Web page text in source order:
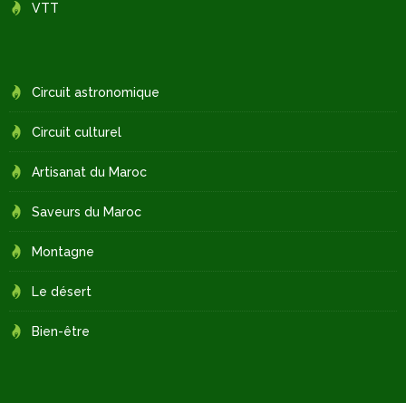
VTT
Circuit astronomique
Circuit culturel
Artisanat du Maroc
Saveurs du Maroc
Montagne
Le désert
Bien-être